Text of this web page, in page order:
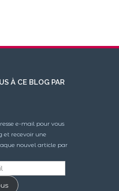
À CE BLOG PAR
e-mail pour vous
et recevoir une
nouvel article par